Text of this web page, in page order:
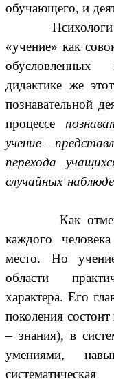
обучающего, и
Психологи
«учение» как
дидактике же
познавательной
процессе
учение –
перехода
случайных
Как
каждого
место. Но
области
характера. Его
поколения
– знания), в
умениями,